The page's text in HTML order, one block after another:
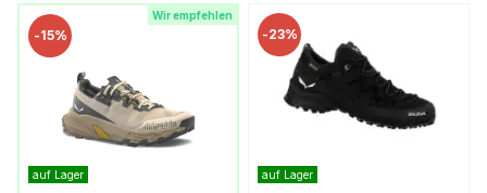
Wir empfehlen
-15%
auf Lager
-23%
auf Lager